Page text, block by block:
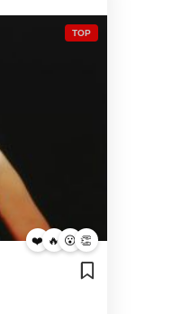
TOP
❤️ 🔥 😮 👏